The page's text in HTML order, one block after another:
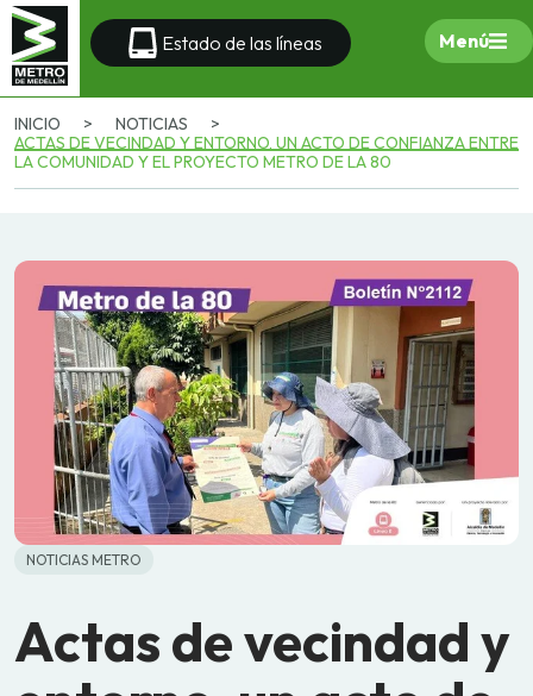
Estado de las líneas Menú
INICIO > NOTICIAS
>
ACTAS DE VECINDAD Y ENTORNO, UN ACTO DE CONFIANZA ENTRE
LA COMUNIDAD Y EL PROYECTO METRO DE LA 80
NOTICIAS METRO
Actas de vecindad y